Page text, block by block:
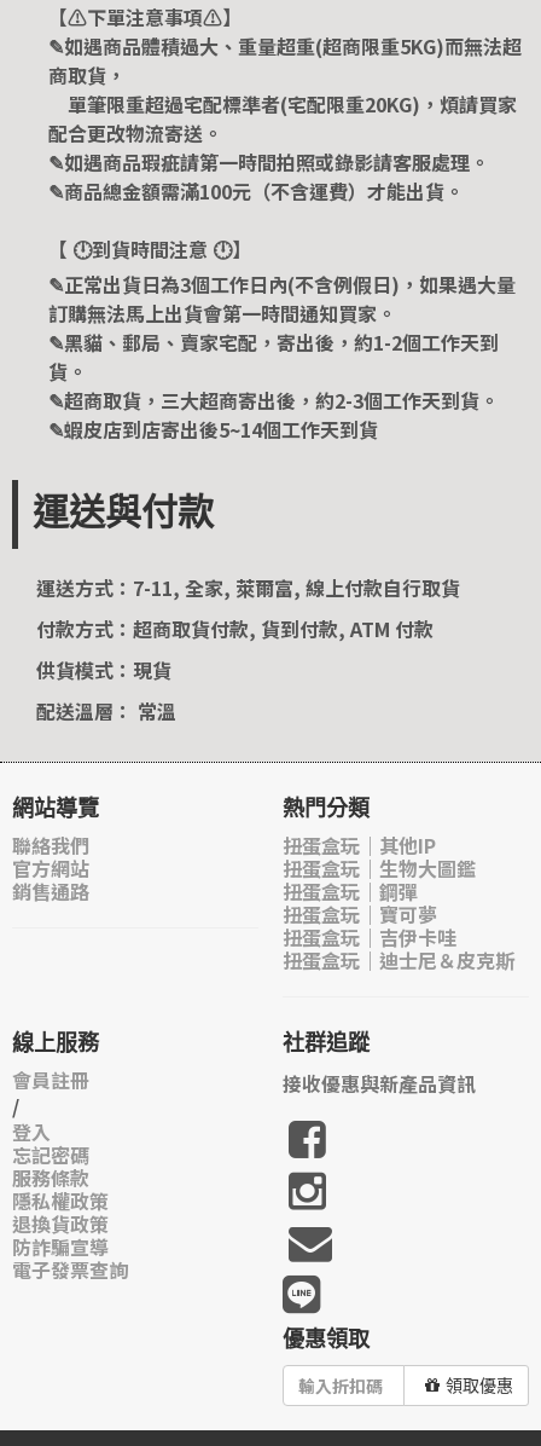
【⚠️下單注意事項⚠️】
✎如遇商品體積過大、重量超重(超商限重5KG)而無法超
商取貨，
單筆限重超過宅配標準者(宅配限重20KG)，煩請買家
配合更改物流寄送。
✎如遇商品瑕疵請第一時間拍照或錄影請客服處理。
✎商品總金額需滿100元（不含運費）才能出貨。
【 🕛到貨時間注意 🕛】
✎正常出貨日為3個工作日內(不含例假日)，如果遇大量
訂購無法馬上出貨會第一時間通知買家。
✎黑貓、郵局、賣家宅配，寄出後，約1-2個工作天到
貨。
✎超商取貨，三大超商寄出後，約2-3個工作天到貨。
✎蝦皮店到店寄出後5~14個工作天到貨
運送與付款
運送方式：7-11, 全家, 萊爾富, 線上付款自行取貨
付款方式：超商取貨付款, 貨到付款, ATM 付款
供貨模式：現貨
配送溫層： 常溫
網站導覽
聯絡我們
官方網站
銷售通路
熱門分類
扭蛋盒玩｜其他IP
扭蛋盒玩｜生物大圖鑑
扭蛋盒玩｜鋼彈
扭蛋盒玩｜寶可夢
扭蛋盒玩｜吉伊卡哇
扭蛋盒玩｜迪士尼＆皮克斯
線上服務
會員註冊
/
登入
忘記密碼
服務條款
隱私權政策
退換貨政策
防詐騙宣導
電子發票查詢
社群追蹤
接收優惠與新產品資訊
優惠領取
領取優惠